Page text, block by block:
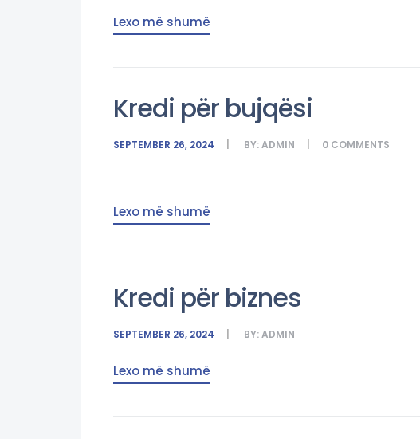
Lexo më shumë
Kredi për bujqësi
SEPTEMBER 26, 2024 BY:ADMIN 0 COMMENTS
Lexo më shumë
Kredi për biznes
SEPTEMBER 26, 2024 BY:ADMIN
Lexo më shumë